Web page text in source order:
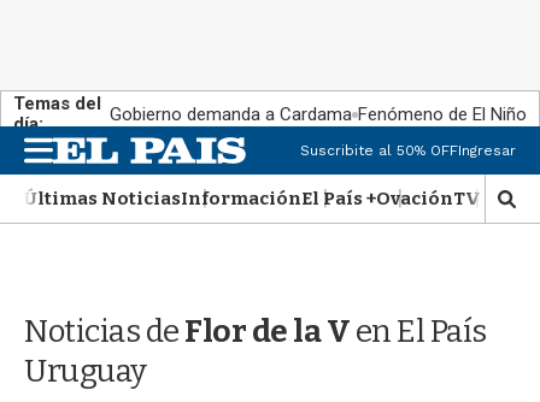
Temas del
día:
Gobierno demanda a Cardama Fenómeno de El Niño
M
e
n
u
Suscribite al 50% OFFIngresar
Últimas NoticiasInformaciónEl País +OvaciónTV Show
M
o
Noticias deFlor de la Ven El País
Uruguay